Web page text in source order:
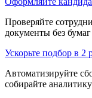
Проверяйте
документы без
Ускорьте подбор в 2
Автоматизируйте
собирайте